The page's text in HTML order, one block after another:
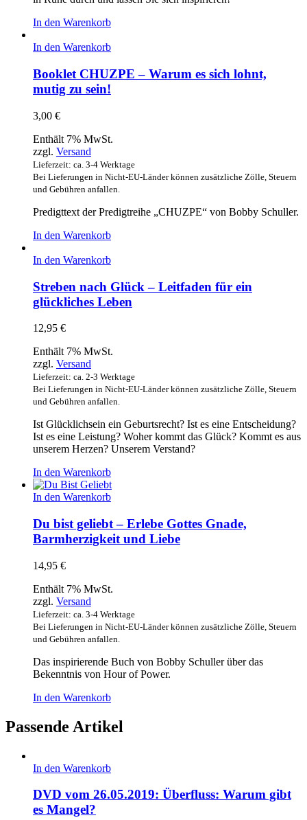
In den Warenkorb
In den Warenkorb
Booklet CHUZPE – Warum es sich lohnt,
mutig zu sein!
3,00 €
Enthält 7% MwSt.
zzgl. Versand
Lieferzeit: ca. 3-4 Werktage
Bei Lieferungen in Nicht-EU-Länder können zusätzliche Zölle, Steuern
und Gebühren anfallen.
Predigttext der Predigtreihe „CHUZPE“ von Bobby Schuller.
In den Warenkorb
In den Warenkorb
Streben nach Glück – Leitfaden für ein
glückliches Leben
12,95 €
Enthält 7% MwSt.
zzgl. Versand
Lieferzeit: ca. 2-3 Werktage
Bei Lieferungen in Nicht-EU-Länder können zusätzliche Zölle, Steuern
und Gebühren anfallen.
Ist Glücklichsein ein Geburtsrecht? Ist es eine Entscheidung?
Ist es eine Leistung? Woher kommt das Glück? Kommt es aus
unserem Herzen? Unserem Verstand?
In den Warenkorb
In den Warenkorb
Du bist geliebt – Erlebe Gottes Gnade,
Barmherzigkeit und Liebe
14,95 €
Enthält 7% MwSt.
zzgl. Versand
Lieferzeit: ca. 3-4 Werktage
Bei Lieferungen in Nicht-EU-Länder können zusätzliche Zölle, Steuern
und Gebühren anfallen.
Das inspirierende Buch von Bobby Schuller über das
Bekenntnis von Hour of Power.
In den Warenkorb
Passende Artikel
In den Warenkorb
DVD vom 26.05.2019: Überfluss: Warum gibt
es Mangel?